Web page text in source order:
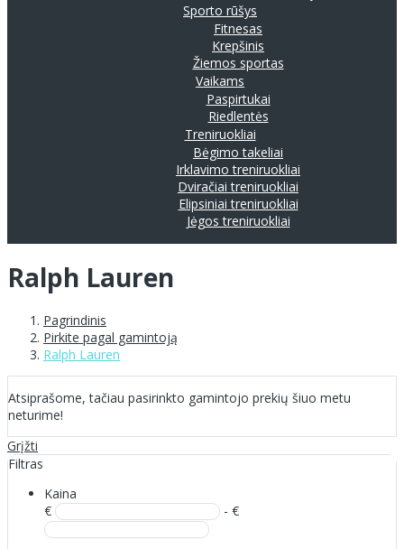
Sporto rūšys
Fitnesas
Krepšinis
Žiemos sportas
Vaikams
Paspirtukai
Riedlentės
Treniruokliai
Bėgimo takeliai
Irklavimo treniruokliai
Dviračiai treniruokliai
Elipsiniai treniruokliai
Jėgos treniruokliai
Ralph Lauren
Pagrindinis
Pirkite pagal gamintoją
Ralph Lauren
Atsiprašome, tačiau pasirinkto gamintojo prekių šiuo metu
neturime!
Grįžti
Filtras
Kaina
€
- €